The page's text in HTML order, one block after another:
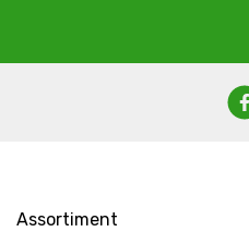
Assortiment